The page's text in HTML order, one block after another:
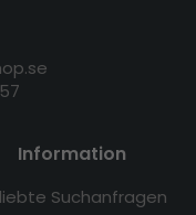
Information
Suchanfragen